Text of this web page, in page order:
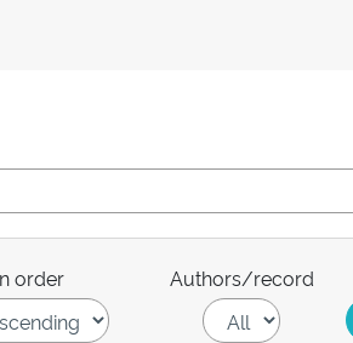
order Authors/record